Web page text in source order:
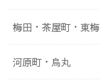
梅田・茶屋町・東
河原町・烏丸